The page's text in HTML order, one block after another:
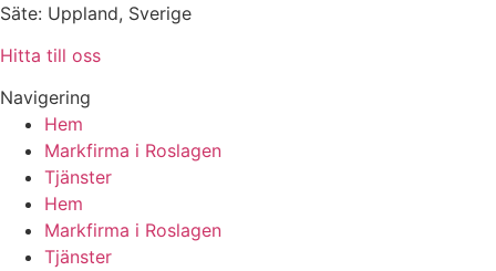
Säte: Uppland, Sverige
Hitta till oss
Navigering
Hem
Markfirma i Roslagen
Tjänster
Hem
Markfirma i Roslagen
Tjänster